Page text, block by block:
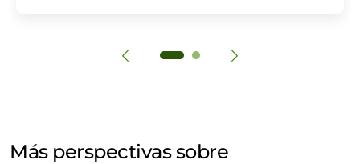
Más perspectivas sobre